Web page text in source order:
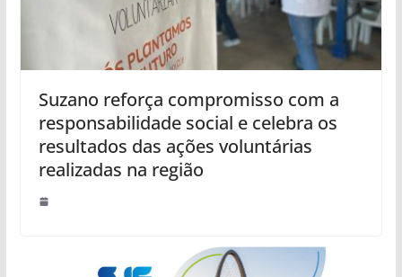
Suzano reforça compromisso com a
responsabilidade social e celebra os
resultados das ações voluntárias
realizadas na região